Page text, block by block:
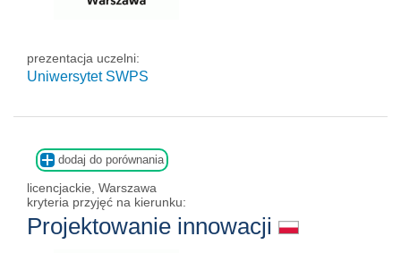
prezentacja uczelni:
Uniwersytet SWPS
dodaj do porównania
licencjackie, Warszawa
kryteria przyjęć na kierunku:
Projektowanie innowacji